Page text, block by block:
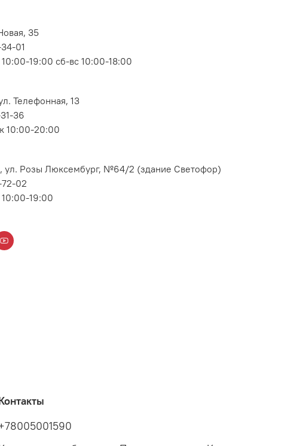
35
01
19:00 сб-вс 10:00-18:00
Телефонная, 13
36
10:00-20:00
ул. Розы Люксембург, №64/2 (здание Светофор)
02
19:00